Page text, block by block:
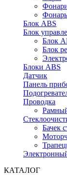
Фонарь
Блок ABS
Блок
Блок
Блок
Блоки ABS
Датчик
Панель
Проводка
Бачек
КАТАЛОГ